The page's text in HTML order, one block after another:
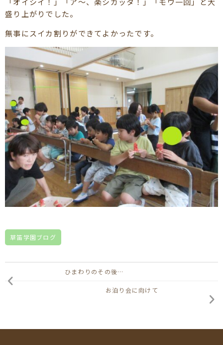
盛り上がりでした。
無事にスイカ割りができてよかったです。
草笛学園ブログ
ひまわりのその後…
お泊り会に向けて